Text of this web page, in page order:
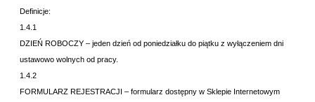
Definicje:
1.4.1
DZIEŃ ROBOCZY – jeden dzień od poniedziałku do piątku z wyłączeniem dni
ustawowo wolnych od pracy.
1.4.2
FORMULARZ REJESTRACJI – formularz dostępny w Sklepie Internetowym